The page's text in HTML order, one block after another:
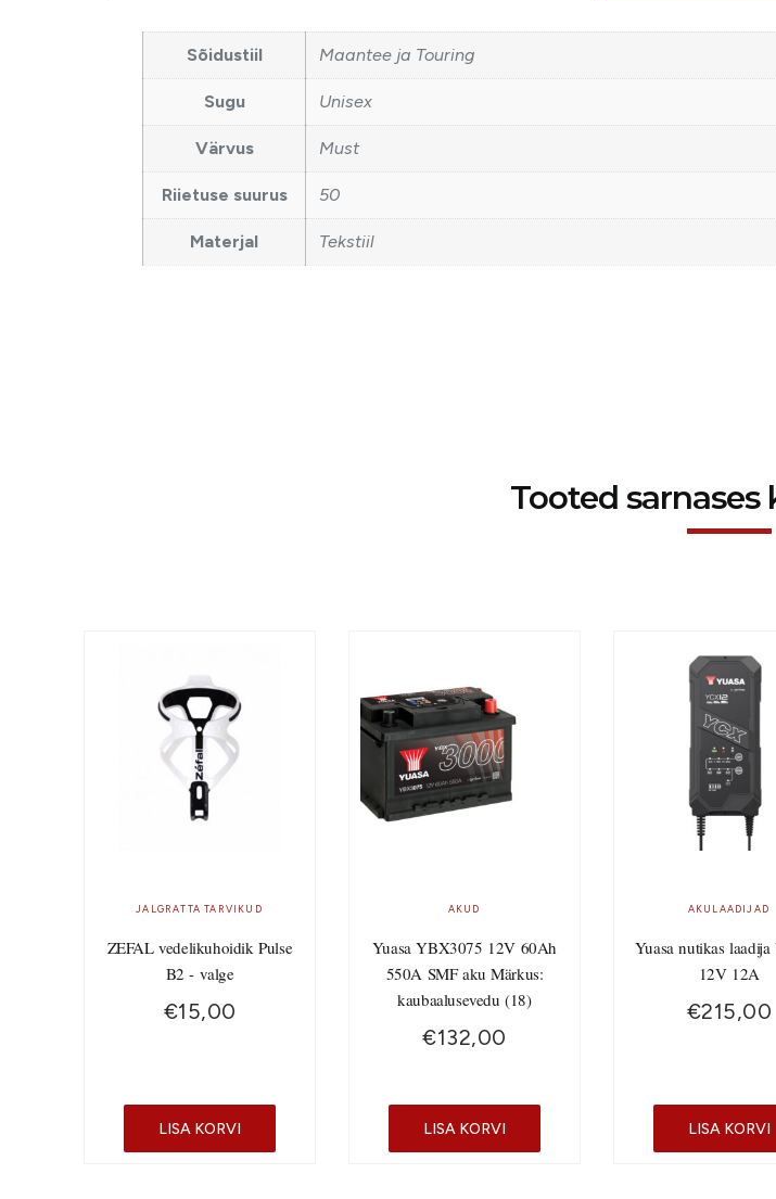
Sõidustiil Maantee ja Touring
Sugu Unisex
Värvus Must
Riietuse suurus 50
Materjal Tekstiil
Tooted sarnases
JALGRATTA TARVIKUD
ZEFAL vedelikuhoidik Pulse
B2 - valge
€15,00
LISA KORVI
AKUD
Yuasa YBX3075 12V 60Ah
550A SMF aku Märkus:
kaubaalusevedu (18)
€132,00
LISA KORVI
AKULAADIJAD
Yuasa nutikas
12V 12A
€215,00
LISA KORVI